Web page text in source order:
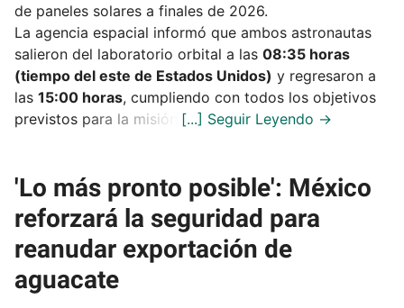
de paneles solares a finales de 2026.
La agencia espacial informó que ambos astronautas
salieron del laboratorio orbital a las 08:35 horas
(tiempo del este de Estados Unidos) y regresaron a
las 15:00 horas, cumpliendo con todos los objetivos
previstos para la misión.
'Lo más pronto posible': México
reforzará la seguridad para
reanudar exportación de
aguacate